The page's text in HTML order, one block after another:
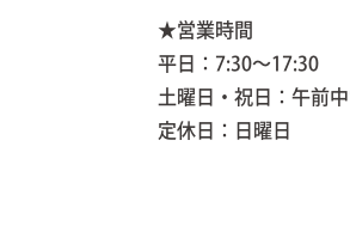
★営業時間
平日：7:30〜17:30
土曜日・祝日：午前
定休日：日曜日